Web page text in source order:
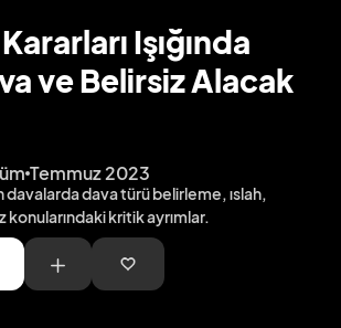
Işığında
ve Belirsiz Alacak
Temmuz 2023
davalarda dava türü belirleme, ıslah,
konularındaki kritik ayrımlar.